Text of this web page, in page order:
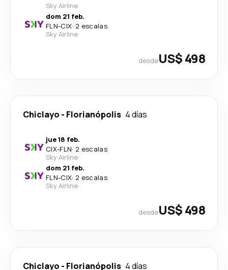
Sky Airline
dom 21 feb.
FLN-CIX· 2 escalas
Sky Airline
desdeUS$ 498
Chiclayo - Florianópolis 4 días
jue 18 feb.
CIX-FLN· 2 escalas
Sky Airline
dom 21 feb.
FLN-CIX· 2 escalas
Sky Airline
desdeUS$ 498
Chiclayo - Florianópolis 4 días